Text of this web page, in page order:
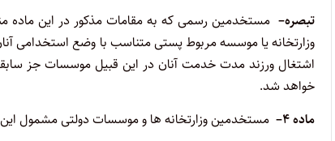
تبصره– مستخدمین رسمی که به مقامات مذکور در این ماده
وزارتخانه یا موسسه مربوط پستی متناسب با وضع استخدامی
اشتغال ورزند مدت خدمت آنان در این قبیل موسسات جز
خواهد شد.
ماده۴– مستخدمین وزارتخانه ها و موسسات دولتی مشمول این